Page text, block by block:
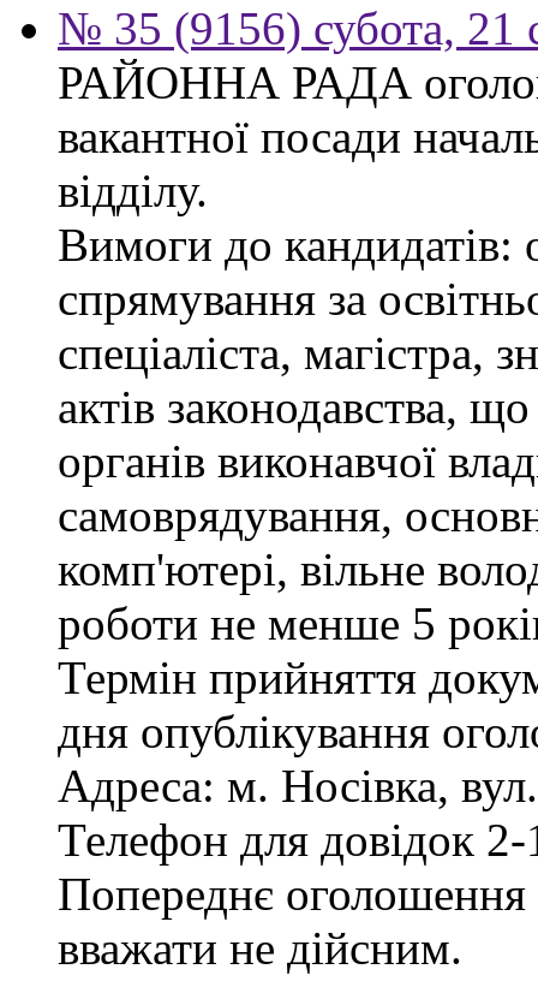
№ 35 (9156) субота, 21
РАЙОННА РАДА
вакантної посади
відділу.
Вимоги до кандидатів:
спрямування за
спеціаліста, магістра,
актів законодавства,
органів виконавчої
самоврядування,
комп'ютері, вільне
роботи не менше 5
Термін прийняття
дня опублікування
Адреса: м. Носівка,
Телефон для довідок
Попереднє
вважати не дійсним.